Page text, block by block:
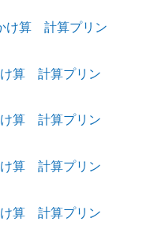
け算 計算プリン
け算 計算プリン
け算 計算プリン
け算 計算プリン
け算 計算プリン